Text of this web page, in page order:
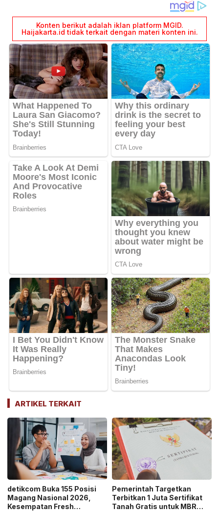
ARTIKEL TERKAIT
detikcom Buka 155 Posisi
Magang Nasional 2026,
Kesempatan Fresh
Pemerintah Targetkan
Terbitkan 1 Juta Sertifikat
Tanah Gratis untuk MBR